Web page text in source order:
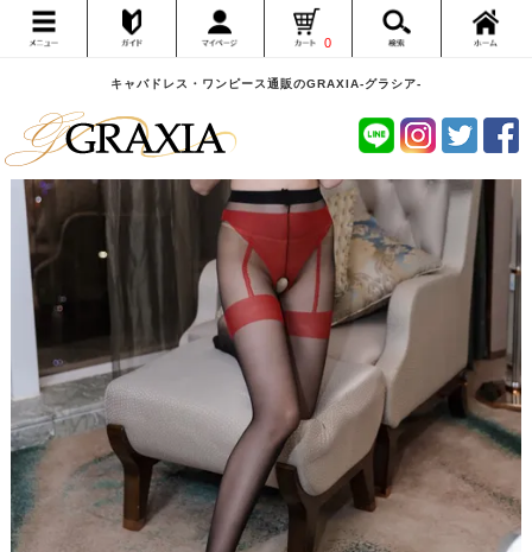
キャバドレス・ワンピース通販のGRAXIA-グラシア-
0